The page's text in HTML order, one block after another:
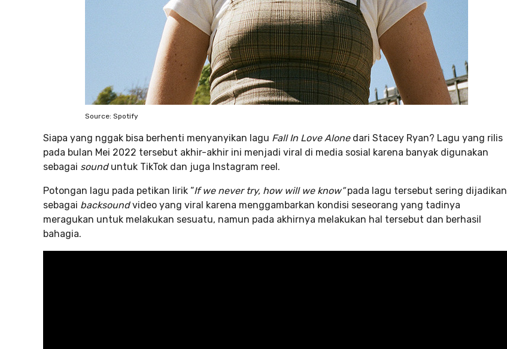
Source: Spotify
Siapa yang nggak bisa berhenti menyanyikan lagu Fall In Love Alone dari Stacey Ryan? Lagu yang rilis
pada bulan Mei 2022 tersebut akhir-akhir ini menjadi viral di media sosial karena banyak digunakan
sebagai sound untuk TikTok dan juga Instagram reel.
Potongan lagu pada petikan lirik “If we never try, how will we know”pada lagu tersebut sering dijadikan
sebagai backsoundvideo yang viral karena menggambarkan kondisi seseorang yang tadinya
meragukan untuk melakukan sesuatu, namun pada akhirnya melakukan hal tersebut dan berhasil
bahagia.